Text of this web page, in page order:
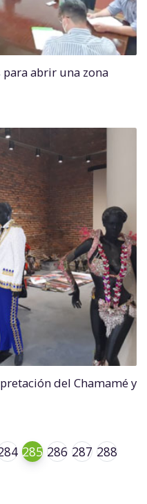
para abrir una zona
del Chamamé y
285 286 287 288